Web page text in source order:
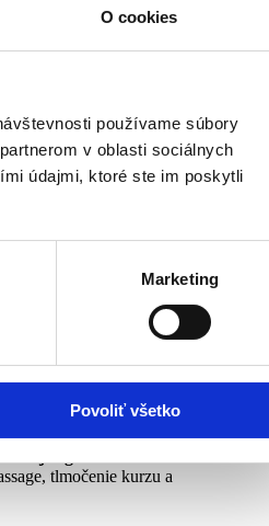
O cookies
používame súbory
v oblasti sociálnych
údajmi, ktoré ste im poskytli
Marketing
Povoliť všetko
realizácie popri starostlivosti o
a praktickej prípravy.
prípravy si každý z
obohacujúci.
aj ako ženy a mamičky.
víkendu. Ako vhodné
pre spoluprácu s hotelom,
tlmočenie kurzu a